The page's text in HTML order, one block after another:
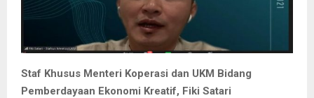
Staf Khusus Menteri Koperasi dan UKM Bidang
Pemberdayaan Ekonomi Kreatif, Fiki Satari